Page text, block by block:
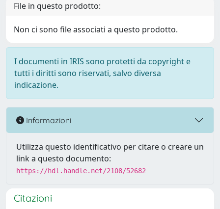
File in questo prodotto:
Non ci sono file associati a questo prodotto.
I documenti in IRIS sono protetti da copyright e
tutti i diritti sono riservati, salvo diversa
indicazione.
Informazioni
Utilizza questo identificativo per citare o creare un
link a questo documento:
https://hdl.handle.net/2108/52682
Citazioni